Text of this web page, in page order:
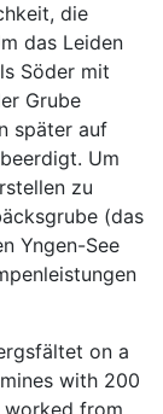
die
das Leiden
Söder mit
Grube
später auf
Um
zu
(das
Yngen-See
on a
with 200